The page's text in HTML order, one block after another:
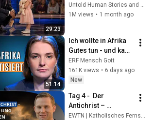
29:23
question — he cried
for 10 minutes
Untold Human Stories and 6 more
1M views • 1 month ago
51:14
Ich wollte in Afrika
Gutes tun - und kam
traumatisiert
zurück!
ERF Mensch Gott
161K views • 6 days ago
New
Tag 4 -  Der
Antichrist –
Verdunkelung des
EWTN | Katholisches Fernsehen weltweit